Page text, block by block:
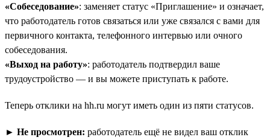
«Собеседование»: заменяет статус «Приглашение» и означает,
что работодатель готов связаться или уже связался с вами для
первичного контакта, телефонного интервью или очного
собеседования.
«Выход на работу»: работодатель подтвердил ваше
трудоустройство — и вы можете приступать к работе.
Теперь отклики на hh.ru могут иметь один из пяти статусов.
► Не просмотрен: работодатель ещё не видел ваш отклик